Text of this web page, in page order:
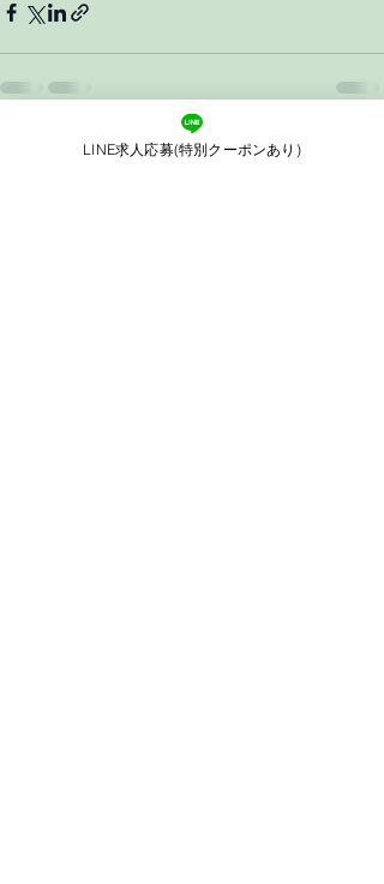
最新記事 すべて表示
LINE求人応募(特別クーポンあり)